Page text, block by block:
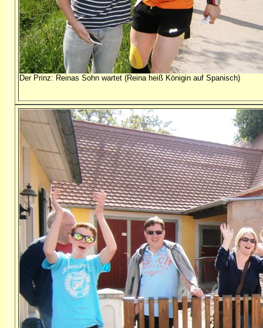
Der Prinz: Reinas Sohn wartet (Reina heiß Königin auf Spanisch)